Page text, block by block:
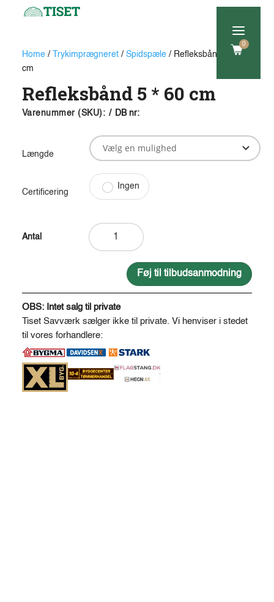
a
0
Home/ Trykimprægneret/ Spidspæle/ Refleksbånd 5 * 60
cm
Refleksbånd 5 * 60 cm
Varenummer (SKU): / DB nr:
Længde
Certificering
Ingen
Føj til tilbudsanmodning
A
l
t
e
r
n
t
OBS: Intet salg til private
Tiset Savværk sælger ikke til private. Vi henviser i stedet
til vores forhandlere: